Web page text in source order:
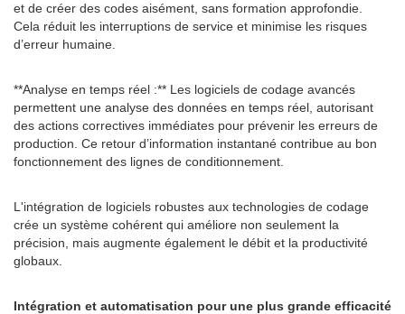
et de créer des codes aisément, sans formation approfondie.
Cela réduit les interruptions de service et minimise les risques
d’erreur humaine.
**Analyse en temps réel :** Les logiciels de codage avancés
permettent une analyse des données en temps réel, autorisant
des actions correctives immédiates pour prévenir les erreurs de
production. Ce retour d’information instantané contribue au bon
fonctionnement des lignes de conditionnement.
L'intégration de logiciels robustes aux technologies de codage
crée un système cohérent qui améliore non seulement la
précision, mais augmente également le débit et la productivité
globaux.
Intégration et automatisation pour une plus grande efficacité